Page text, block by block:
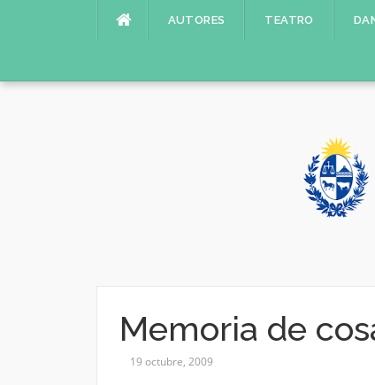
AUTORES TEATRO
Memoria de
19 octubre, 2009